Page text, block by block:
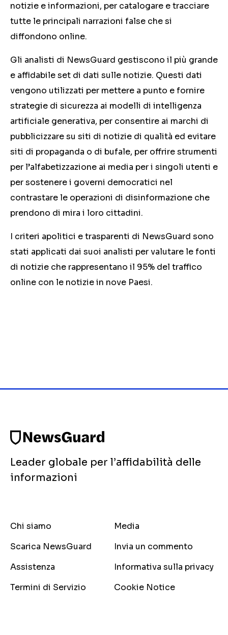
notizie e informazioni, per catalogare e tracciare
tutte le principali narrazioni false che si
diffondono online.
Gli analisti di NewsGuard gestiscono il più grande
e affidabile set di dati sulle notizie. Questi dati
vengono utilizzati per mettere a punto e fornire
strategie di sicurezza ai modelli di intelligenza
artificiale generativa, per consentire ai marchi di
pubblicizzare su siti di notizie di qualità ed evitare
siti di propaganda o di bufale, per offrire strumenti
per l’alfabetizzazione ai media per i singoli utenti e
per sostenere i governi democratici nel
contrastare le operazioni di disinformazione che
prendono di mira i loro cittadini.
I criteri apolitici e trasparenti di NewsGuard sono
stati applicati dai suoi analisti per valutare le fonti
di notizie che rappresentano il 95% del traffico
online con le notizie in nove Paesi.
Leader globale per l’affidabilità delle
informazioni
Chi siamo
Media
Scarica NewsGuard
Invia un commento
Assistenza
Informativa sulla privacy
Termini di Servizio
Cookie Notice